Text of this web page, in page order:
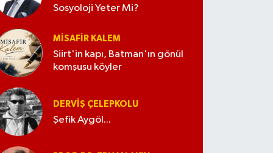
Sosyoloji Yeter Mi?
MISAFIR KALEM
Siirt'in kapı, Batman'ın gönül
komşusu köyler
DERVIŞ ÇELEPKOLU
Şefik Aygöl...